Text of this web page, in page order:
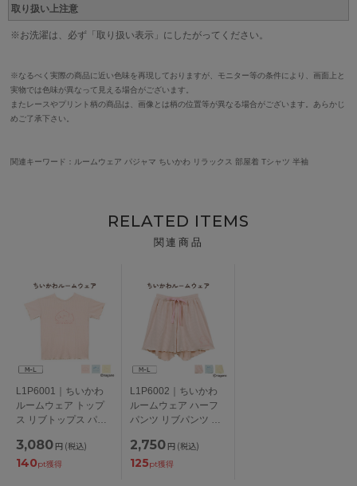
取り扱い上注意
※お洗濯は、必ず「取り扱い表示」にしたがってください。
※なるべく実際の商品に近い色味を再現しておりますが、モニター等の条件により、画面上と
実物では色味が異なって見える場合がございます。
またレースやプリント柄の商品は、画像とは柄の位置等が異なる場合がございます。あらかじ
めご了承下さい。
関連キーワード：ルームウェア パジャマ ちいかわ リラックス 部屋着 Tシャツ 半袖
RELATED ITEMS
関連商品
L1P6001｜ちいかわ
ルームウェア トップ
ス リブトップス パジ
スウェア 半袖 レディ
ース M-L
3,080 円 (税込)
140pt獲得
L1P6002｜ちいかわ
ルームウェア ハーフ
パンツ リブパンツ パ
クスウェア ボトムス
ズボン レディース M-
2,750 円 (税込)
125pt獲得